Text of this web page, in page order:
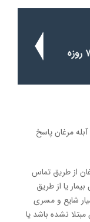
مرغان پاسخ
از طریق تماس
یا از طریق
شایع و مسری
نشده باشد یا